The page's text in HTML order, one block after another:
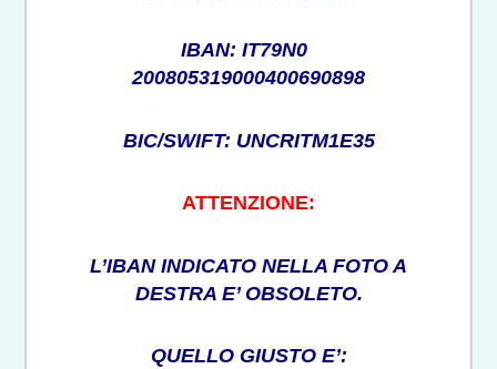
IBAN: IT79N0
200805319000400690898
BIC/SWIFT: UNCRITM1E35
ATTENZIONE:
L’IBAN INDICATO NELLA FOTO A
DESTRA E’ OBSOLETO.
QUELLO GIUSTO E’: